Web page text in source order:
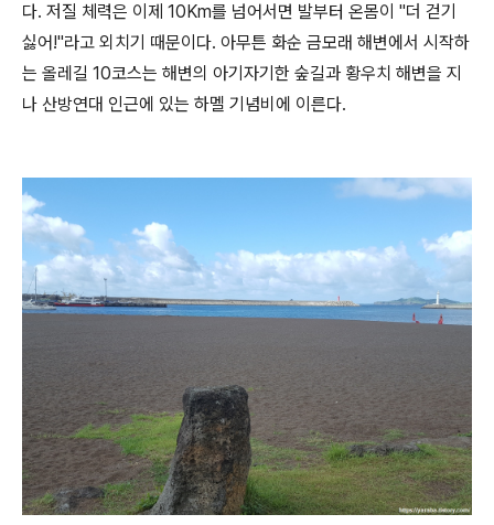
다. 저질 체력은 이제 10Km를 넘어서면 발부터 온몸이 "더 걷기
싫어!"라고 외치기 때문이다. 아무튼 화순 금모래 해변에서 시작하
는 올레길 10코스는 해변의 아기자기한 숲길과 황우치 해변을 지
나 산방연대 인근에 있는 하멜 기념비에 이른다.